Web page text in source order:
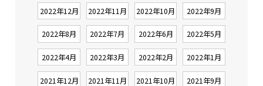
2022年12月 2022年11月 2022年10月 2022年9月
2022年8月 2022年7月 2022年6月 2022年5月
2022年4月 2022年3月 2022年2月 2022年1月
2021年12月 2021年11月 2021年10月 2021年9月